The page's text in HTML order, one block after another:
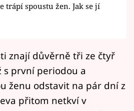
trápí spoustu žen. Jak se jí
znají důvěrně tři ze čtyř
s první periodou a
ženu odstavit na pár dní z
přitom netkví v